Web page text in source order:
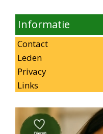
Informatie
Contact
Leden
Privacy
Links